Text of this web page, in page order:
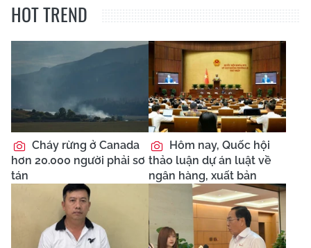
HOT TREND
Cháy rừng ở Canada
hơn 20.000 người phải sơ
tán
Hôm nay, Quốc hội
thảo luận dự án luật về
ngân hàng, xuất bản